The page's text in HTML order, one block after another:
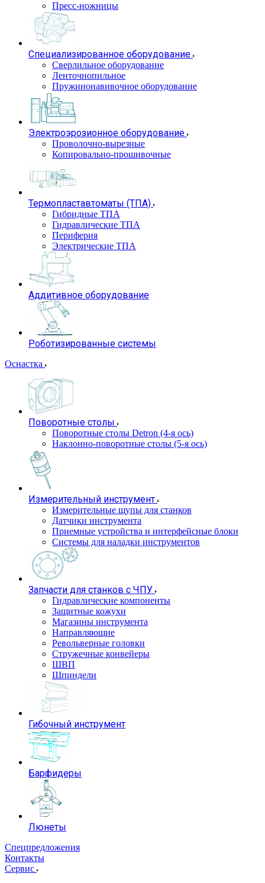
Пресс-ножницы
Специализированное оборудование
Сверлильное оборудование
Ленточнопильное
Пружинонавивочное оборудование
Электроэрозионное оборудование
Проволочно-вырезные
Копировально-прошивочные
Термопластавтоматы (ТПА)
Гибридные ТПА
Гидравлические ТПА
Периферия
Электрические ТПА
Аддитивное оборудование
Роботизированные системы
Оснастка
Поворотные столы
Поворотные столы Detron (4-я ось)
Наклонно-поворотные столы (5-я ось)
Измерительный инструмент
Измерительные щупы для станков
Датчики инструмента
Приемные устройства и интерфейсные блоки
Системы для наладки инструментов
Запчасти для станков с ЧПУ
Гидравлические компоненты
Защитные кожухи
Магазины инструмента
Направляющие
Револьверные головки
Стружечные конвейеры
ШВП
Шпиндели
Гибочный инструмент
Барфидеры
Люнеты
Спецпредложения
Контакты
Сервис